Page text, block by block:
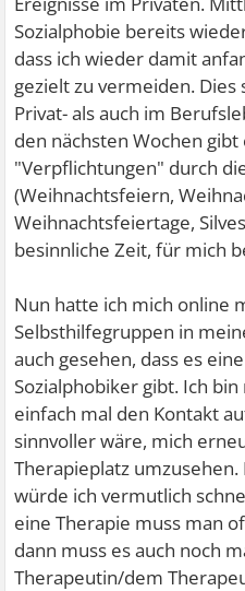
Sozialphobie bereits
dass ich wieder damit
gezielt zu vermeiden.
Privat- als auch im
den nächsten Wochen
"Verpflichtungen" durch
(Weihnachtsfeiern,
Weihnachtsfeiertage,
besinnliche Zeit, für mich
Nun hatte ich mich online
Selbsthilfegruppen in
auch gesehen, dass es
Sozialphobiker gibt. Ich
einfach mal den Kontakt
sinnvoller wäre, mich
Therapieplatz
würde ich vermutlich
eine Therapie muss man
dann muss es auch noch
Therapeutin/dem